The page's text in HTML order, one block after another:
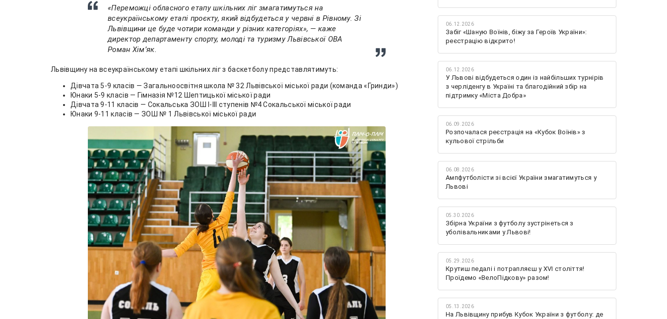
«Переможці обласного етапу шкільних ліг змагатимуться на
всеукраїнському етапі проєкту, який відбудеться у червні в Рівному. Зі
Львівщини це буде чотири команди у різних категоріях», — каже
директор департаменту спорту, молоді та туризму Львівської ОВА
Роман Хімʼяк.
Львівщину на всеукраїнському етапі шкільних ліг з баскетболу представлятимуть:
Дівчата 5-9 класів — Загальноосвітня школа № 32 Львівської міської ради (команда «Гринди»)
Юнаки 5-9 класів — Гімназія №12 Шептицької міської ради
Дівчата 9-11 класів — Сокальська ЗОШ І-ІІІ ступенів №4 Сокальської міської ради
Юнаки 9-11 класів — ЗОШ № 1 Львівської міської ради
06.12.2026
Забіг «Шаную Воїнів, біжу за Героїв України»:
реєстрацію відкрито!
06.12.2026
У Львові відбудеться один із найбільших турнірів
з черліденгу в Україні та благодійний збір на
підтримку «Міста Добра»
06.09.2026
Розпочалася реєстрація на «Кубок Воїнів» з
кульової стрільби
06.08.2026
Ампфутболісти зі всієї України змагатимуться у
Львові
05.30.2026
Збірна України з футболу зустрінеться з
уболівальниками у Львові!
05.29.2026
Крутиш педалі і потрапляєш у XVI століття!
Проїдемо «ВелоПідкову» разом!
05.13.2026
На Львівщину прибув Кубок України з футболу: де